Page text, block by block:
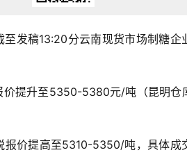
发稿13:20分云南现货市场制糖企
价提升至5350-5380元/吨（昆明仓
报价提高至5310-5350/吨，具体成